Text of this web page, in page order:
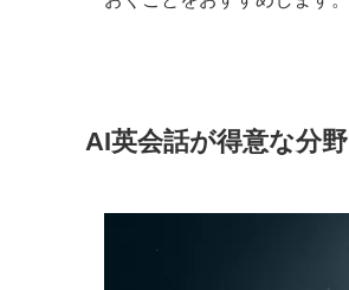
AI英会話が得意な分野